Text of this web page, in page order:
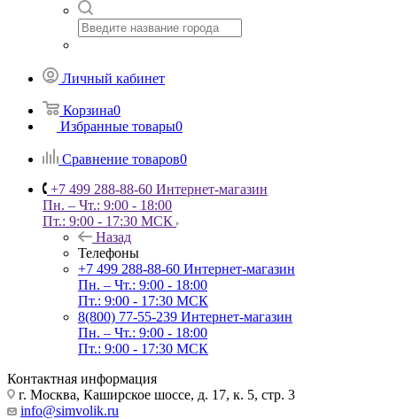
Личный кабинет
Корзина0
Избранные товары0
Сравнение товаров0
+7 499 288-88-60 Интернет-магазин
Пн. – Чт.: 9:00 - 18:00
Пт.: 9:00 - 17:30 МСК
Назад
Телефоны
+7 499 288-88-60 Интернет-магазин
Пн. – Чт.: 9:00 - 18:00
Пт.: 9:00 - 17:30 МСК
8(800) 77-55-239 Интернет-магазин
Пн. – Чт.: 9:00 - 18:00
Пт.: 9:00 - 17:30 МСК
Контактная информация
г. Москва, Каширское шоссе, д. 17, к. 5, стр. 3
info@simvolik.ru